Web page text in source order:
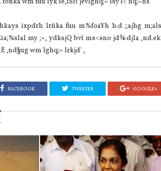
wm fuu iyk ie,iSfï jevlghq;= isÿ l< hq;=hs'
ixpdrh lrñka fuu m%foaYh h:d ;;ajhg
my ;=, ydksjQ bvï ms<sno jd¾:djla
,nd§ug wm lghq;= lrkjd' ,
FACEBOOK TWEETER GOOGLE+